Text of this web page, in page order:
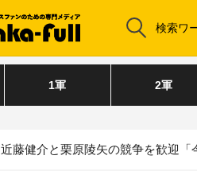
1軍 2軍
近藤健介と栗原陵矢の競争を歓迎「今の